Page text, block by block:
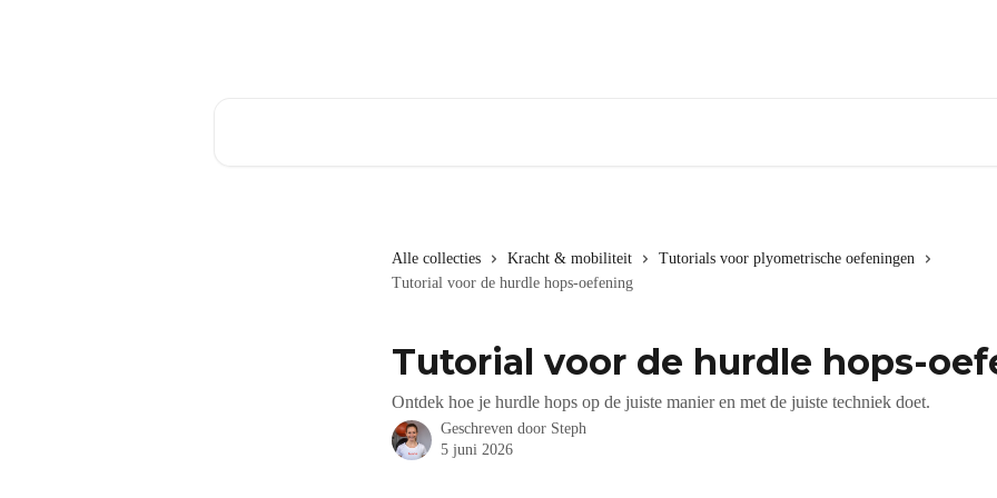
Alle collecties Kracht & mobiliteit
Tutorials voor plyometrische oefeningen
Tutorial voor de hurdle hops-oefening
Tutorial voor de hurdle hops-
Ontdek hoe je hurdle hops op de juiste manier en met de juiste techniek doet.
Geschreven door Steph
5 juni 2026